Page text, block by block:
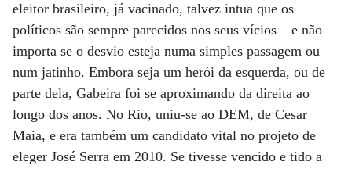
eleitor brasileiro, já vacinado, talvez intua que os
políticos são sempre parecidos nos seus vícios – e não
importa se o desvio esteja numa simples passagem ou
num jatinho. Embora seja um herói da esquerda, ou de
parte dela, Gabeira foi se aproximando da direita ao
longo dos anos. No Rio, uniu-se ao DEM, de Cesar
Maia, e era também um candidato vital no projeto de
eleger José Serra em 2010. Se tivesse vencido e tido a